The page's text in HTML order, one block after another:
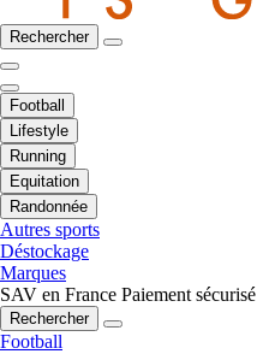
Rechercher
Football
Lifestyle
Running
Equitation
Randonnée
Autres sports
Déstockage
Marques
SAV en France Paiement sécurisé
Rechercher
Football